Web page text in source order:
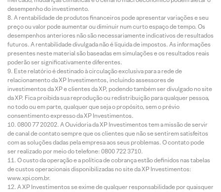
desempenho do investimento.
A rentabilidade de produtos financeiros pode apresentar variações e seu
preço ou valor pode aumentar ou diminuir num curto espaço de tempo. Os
desempenhos anteriores não são necessariamente indicativos de resultados
futuros. A rentabilidade divulgada não é líquida de impostos. As informações
presentes neste material são baseadas em simulações e os resultados reais
poderão ser significativamente diferentes.
Este relatório é destinado à circulação exclusiva para a rede de
relacionamento da XP Investimentos, incluindo assessores de
investimentos da XP e clientes da XP, podendo também ser divulgado no site
da XP. Fica proibida sua reprodução ou redistribuição para qualquer pessoa,
no todo ou em parte, qualquer que seja o propósito, sem o prévio
consentimento expresso da XP Investimentos.
0800 77 20202. A Ouvidoria da XP Investimentos tem a missão de servir
de canal de contato sempre que os clientes que não se sentirem satisfeitos
com as soluções dadas pela empresa aos seus problemas. O contato pode
ser realizado por meio do telefone: 0800 722 3710.
O custo da operação e a política de cobrança estão definidos nas tabelas
de custos operacionais disponibilizadas no site da XP Investimentos:
www.xpi.com.br.
A XP Investimentos se exime de qualquer responsabilidade por quaisquer